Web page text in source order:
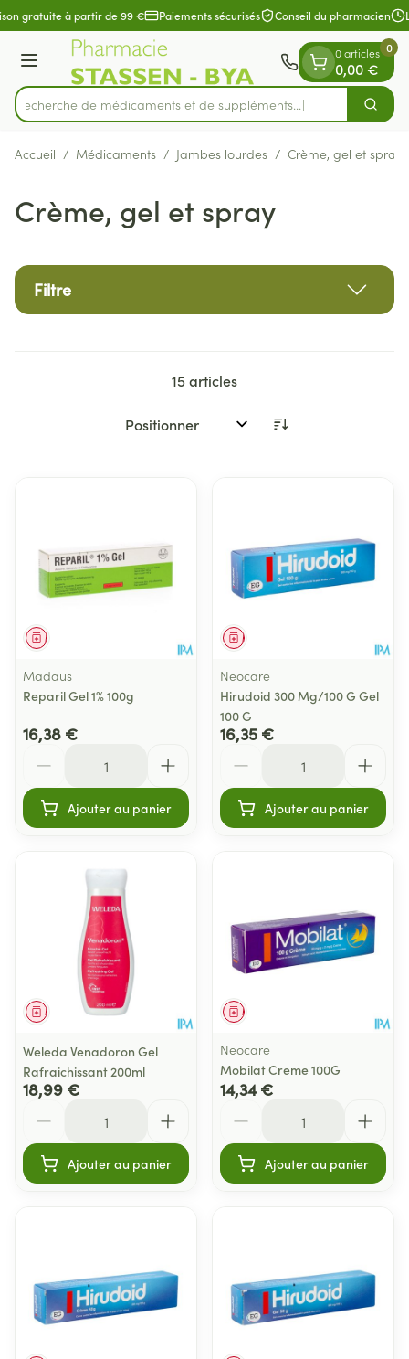
Aller au contenu
1 de 1
gratuite à partir de 99 € Paiements sécurisés Conseil du pharmacien
Menu
Rechercher
Recherche de médicaments et de suppléments...
0 articles
0,00 €
0
Accueil / Médicaments / Jambes lourdes / Crème, gel et spray
Crème, gel et spray
Filtre
15articles
Trier par:
Médicament
Madaus
Reparil Gel 1% 100g
16,38 €
Ajouter au panier
Médicament
Neocare
Hirudoid 300 Mg/100 G Gel
100 G
16,35 €
Ajouter au panier
Médicament
Weleda Venadoron Gel
Rafraichissant 200ml
18,99 €
Ajouter au panier
Médicament
Neocare
Mobilat Creme 100G
14,34 €
Ajouter au panier